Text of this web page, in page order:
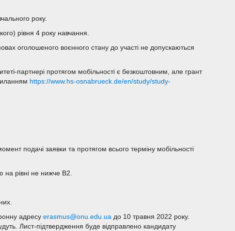
року.
рівня 4 року навчання.
оголошеного воєнного стану до участі не допускаються
партнері протягом мобільності є безкоштовним, але грант
https://www.hs-osnabrueck.de/en/study/study-
подачі заявки та протягом всього терміну мобільності
на рівні не нижче B2.
адресуerasmus@onu.edu.ua до 10 травня 2022 року.
Лист-підтвердження буде відправлено кандидату